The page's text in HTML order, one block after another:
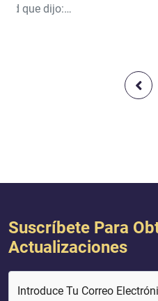
que dijo:
Suscríbete Para
Actualizaciones
Introduce Tu Correo